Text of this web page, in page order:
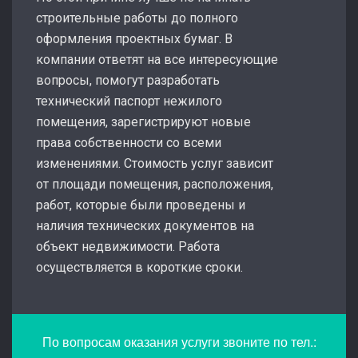
строительные работы до полного
оформления проектных бумаг. В
компании ответят на все интересующие
вопросы, помогут разработать
технический паспорт нежилого
помещения, зарегистрируют новые
права собственности со всеми
изменениями. Стоимость услуг зависит
от площади помещения, расположения,
работ, которые были проведены и
наличия технических документов на
объект недвижимости. Работа
осуществляется в короткие сроки.
По вопросам оказания услуги звоните по тел.: